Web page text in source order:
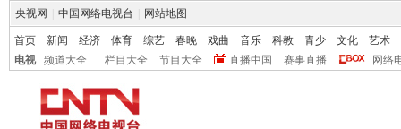
央视网 中国网络电视台 网站地图
首页 新闻 经济 体育 综艺 春晚 戏曲 音乐 科教 青少 文化
艺术
电视
频道大全 栏目大全 节目大全 直播中国 赛事直播 网络